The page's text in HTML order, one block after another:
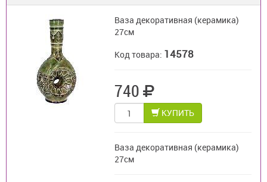
Ваза декоративная (керамика)
27см
Код товара: 14578
740
КУПИТЬ
Ваза декоративная (керамика)
27см